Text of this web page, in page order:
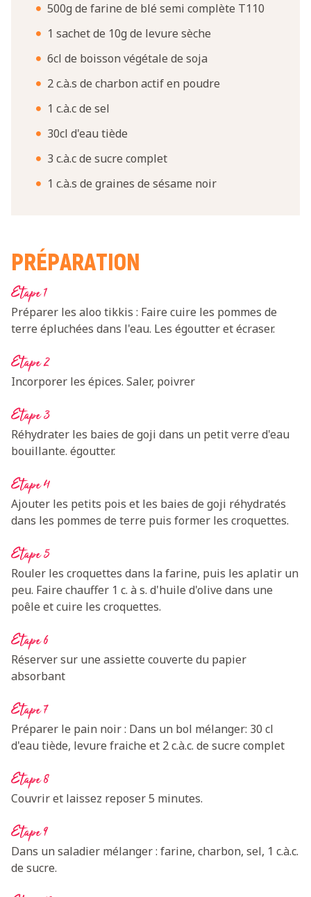
500g de farine de blé semi complète T110
1 sachet de 10g de levure sèche
6cl de boisson végétale de soja
2 c.à.s de charbon actif en poudre
1 c.à.c de sel
30cl d'eau tiède
3 c.à.c de sucre complet
1 c.à.s de graines de sésame noir
PRÉPARATION
Etape 1
Préparer les aloo tikkis : Faire cuire les pommes de
terre épluchées dans l'eau. Les égoutter et écraser.
Etape 2
Incorporer les épices. Saler, poivrer
Etape 3
Réhydrater les baies de goji dans un petit verre d'eau
bouillante. égoutter.
Etape 4
Ajouter les petits pois et les baies de goji réhydratés
dans les pommes de terre puis former les croquettes.
Etape 5
Rouler les croquettes dans la farine, puis les aplatir un
peu. Faire chauffer 1 c. à s. d'huile d'olive dans une
poêle et cuire les croquettes.
Etape 6
Réserver sur une assiette couverte du papier
absorbant
Etape 7
Préparer le pain noir : Dans un bol mélanger: 30 cl
d'eau tiède, levure fraiche et 2 c.à.c. de sucre complet
Etape 8
Couvrir et laissez reposer 5 minutes.
Etape 9
Dans un saladier mélanger : farine, charbon, sel, 1 c.à.c.
de sucre.